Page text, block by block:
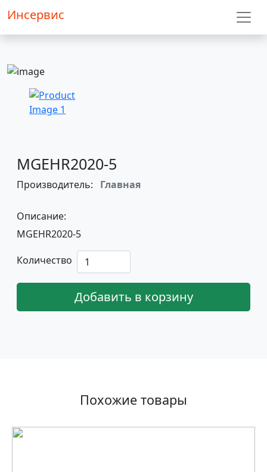
Инсервис
MGEHR2020-5
Производитель: Главная
Описание:
MGEHR2020-5
Количество
Добавить в корзину
Похожие товары